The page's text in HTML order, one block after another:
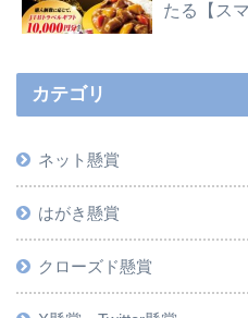
たる【ス
カテゴリ
ネット懸賞
はがき懸賞
クローズド懸賞